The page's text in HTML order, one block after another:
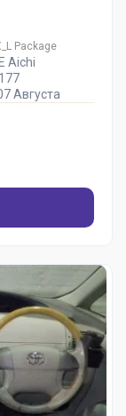
Package
Aichi
Августа